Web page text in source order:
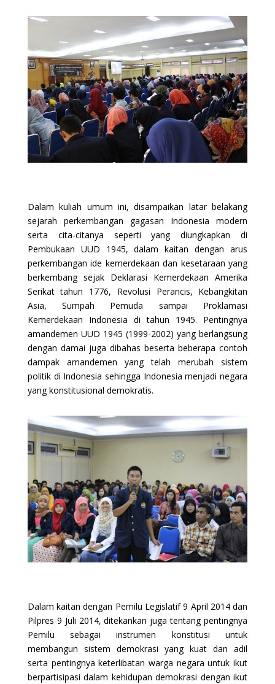
Dalam kuliah umum ini, disampaikan latar belakang
sejarah perkembangan gagasan Indonesia modern
serta cita-citanya seperti yang diungkapkan di
Pembukaan UUD 1945, dalam kaitan dengan arus
perkembangan ide kemerdekaan dan kesetaraan yang
berkembang sejak Deklarasi Kemerdekaan Amerika
Serikat tahun 1776, Revolusi Perancis, Kebangkitan
Asia, Sumpah Pemuda sampai Proklamasi
Kemerdekaan Indonesia di tahun 1945. Pentingnya
amandemen UUD 1945 (1999-2002) yang berlangsung
dengan damai juga dibahas beserta beberapa contoh
dampak amandemen yang telah merubah sistem
politik di Indonesia sehingga Indonesia menjadi negara
yang konstitusional demokratis.
Dalam kaitan dengan Pemilu Legislatif 9 April 2014 dan
Pilpres 9 Juli 2014, ditekankan juga tentang pentingnya
Pemilu sebagai instrumen konstitusi untuk
membangun sistem demokrasi yang kuat dan adil
serta pentingnya keterlibatan warga negara untuk ikut
berpartisipasi dalam kehidupan demokrasi dengan ikut